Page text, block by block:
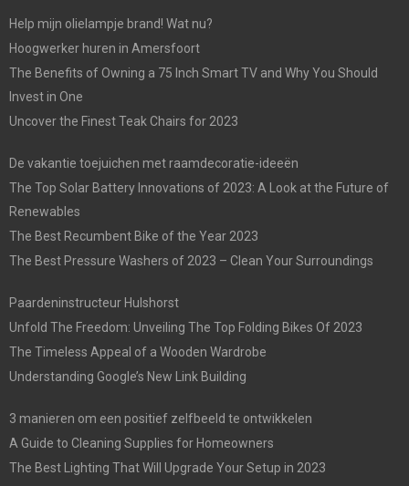
Help mijn olielampje brand! Wat nu?
Hoogwerker huren in Amersfoort
The Benefits of Owning a 75 Inch Smart TV and Why You Should
Invest in One
Uncover the Finest Teak Chairs for 2023
De vakantie toejuichen met raamdecoratie-ideeën
The Top Solar Battery Innovations of 2023: A Look at the Future of
Renewables
The Best Recumbent Bike of the Year 2023
The Best Pressure Washers of 2023 – Clean Your Surroundings
Paardeninstructeur Hulshorst
Unfold The Freedom: Unveiling The Top Folding Bikes Of 2023
The Timeless Appeal of a Wooden Wardrobe
Understanding Google’s New Link Building
3 manieren om een positief zelfbeeld te ontwikkelen
A Guide to Cleaning Supplies for Homeowners
The Best Lighting That Will Upgrade Your Setup in 2023